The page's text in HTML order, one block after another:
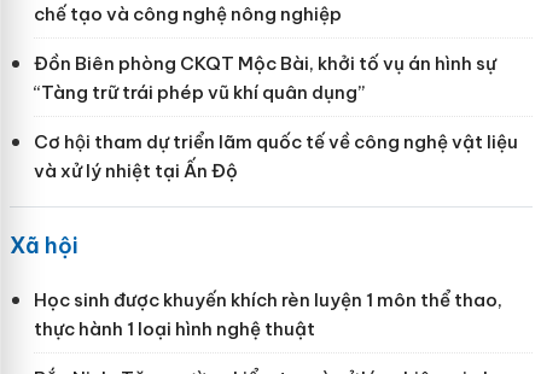
chế tạo và công nghệ nông nghiệp
Đồn Biên phòng CKQT Mộc Bài, khởi tố vụ án hình sự
“Tàng trữ trái phép vũ khí quân dụng”
Cơ hội tham dự triển lãm quốc tế về công nghệ vật liệu
và xử lý nhiệt tại Ấn Độ
Xã hội
Học sinh được khuyến khích rèn luyện 1 môn thể thao,
thực hành 1 loại hình nghệ thuật